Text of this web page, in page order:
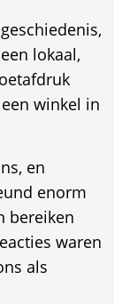
lokaal,
winkel in
en
enorm
bereiken
waren
als